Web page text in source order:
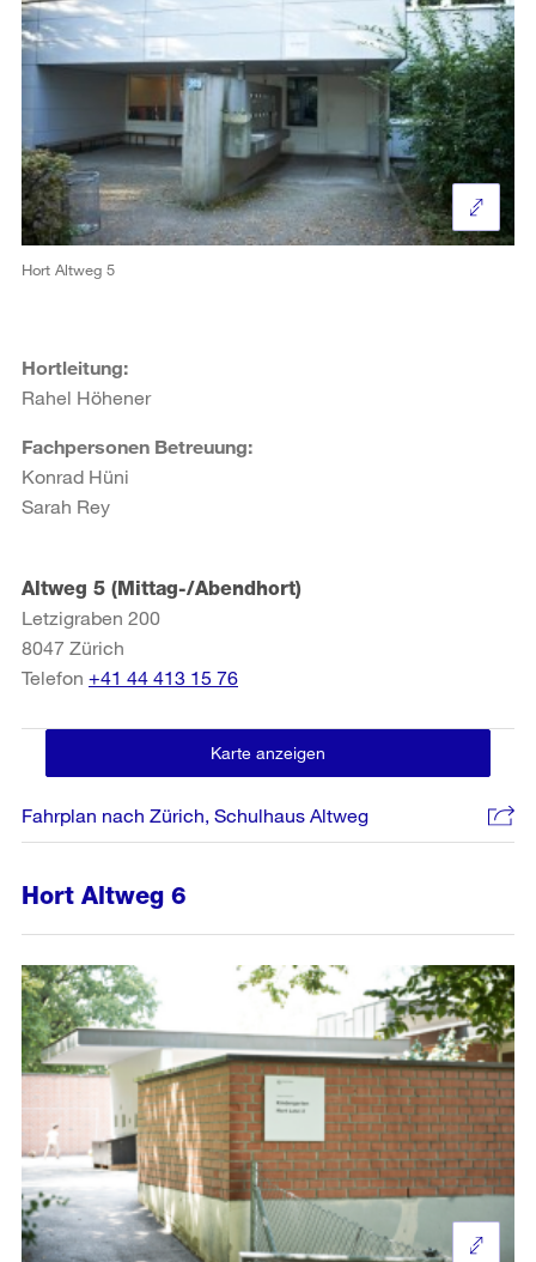
Hort Altweg 5
Hortleitung:
Rahel Höhener
Fachpersonen Betreuung:
Konrad Hüni
Sarah Rey
Altweg 5 (Mittag-/Abendhort)
Letzigraben 200
8047 Zürich
Telefon +41 44 413 15 76
Karte anzeigen
Fahrplan nach Zürich, Schulhaus Altweg
Hort Altweg 6